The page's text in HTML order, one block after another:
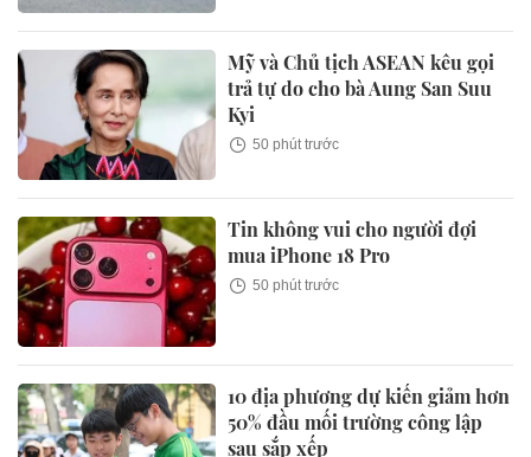
Mỹ và Chủ tịch ASEAN kêu gọi
trả tự do cho bà Aung San Suu
Kyi
50 phút trước
Tin không vui cho người đợi
mua iPhone 18 Pro
50 phút trước
10 địa phương dự kiến giảm hơn
50% đầu mối trường công lập
sau sắp xếp